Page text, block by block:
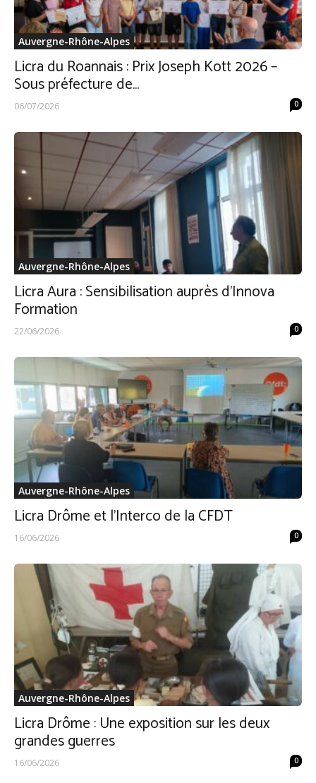
Auvergne-Rhône-Alpes
Licra du Roannais : Prix Joseph Kott 2026 –
Sous préfecture de...
06/07/2026 0
Auvergne-Rhône-Alpes
Licra Aura : Sensibilisation auprès d’Innova
Formation
22/06/2026 0
Auvergne-Rhône-Alpes
Licra Drôme et l’Interco de la CFDT
16/06/2026 0
Auvergne-Rhône-Alpes
Licra Drôme : Une exposition sur les deux
grandes guerres
16/06/2026 0